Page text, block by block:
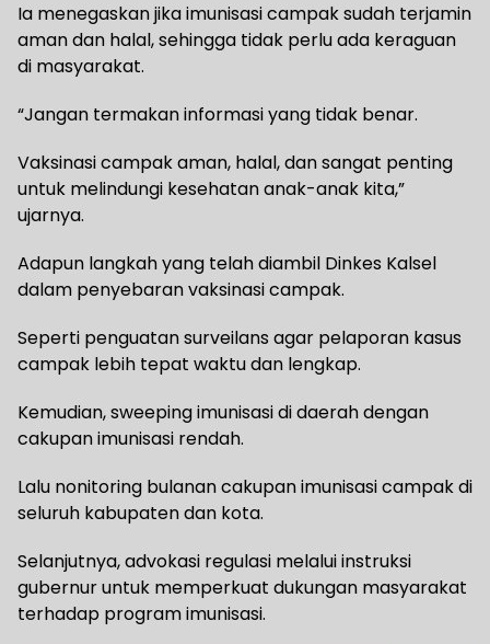
Ia menegaskan jika imunisasi campak sudah terjamin
aman dan halal, sehingga tidak perlu ada keraguan
di masyarakat.
“Jangan termakan informasi yang tidak benar.
Vaksinasi campak aman, halal, dan sangat penting
untuk melindungi kesehatan anak-anak kita,”
ujarnya.
Adapun langkah yang telah diambil Dinkes Kalsel
dalam penyebaran vaksinasi campak.
Seperti penguatan surveilans agar pelaporan kasus
campak lebih tepat waktu dan lengkap.
Kemudian, sweeping imunisasi di daerah dengan
cakupan imunisasi rendah.
Lalu nonitoring bulanan cakupan imunisasi campak di
seluruh kabupaten dan kota.
Selanjutnya, advokasi regulasi melalui instruksi
gubernur untuk memperkuat dukungan masyarakat
terhadap program imunisasi.